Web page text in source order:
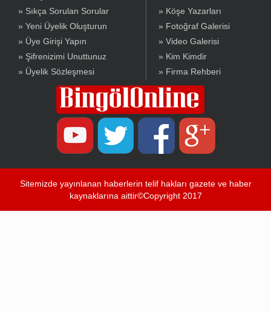
» Sıkça Sorulan Sorular
» Yeni Üyelik Oluşturun
» Üye Girişi Yapın
» Şifrenizimi Unuttunuz
» Üyelik Sözleşmesi
» Köşe Yazarları
» Fotoğraf Galerisi
» Video Galerisi
» Kim Kimdir
» Firma Rehberi
Sitemizde yayınlanan haberlerin telif hakları gazete ve haber
kaynaklarına aittir©Copyright 2017